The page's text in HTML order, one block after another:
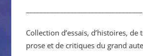
Collection d’essais, d’histoires,
prose et de critiques du grand